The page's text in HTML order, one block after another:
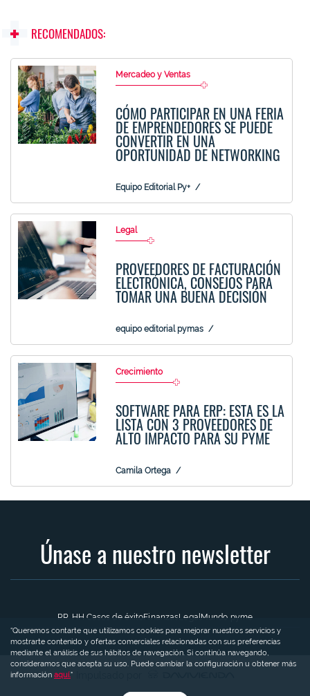
RECOMENDADOS:
Mercadeo y Ventas
CÓMO PARTICIPAR EN UNA FERIA
DE EMPRENDEDORES SE PUEDE
CONVERTIR EN UNA
OPORTUNIDAD DE NETWORKING
Equipo Editorial Py+
Legal
PROVEEDORES DE FACTURACIÓN
ELECTRÓNICA, CONSEJOS PARA
TOMAR UNA BUENA DECISIÓN
equipo editorial pymas
Crecimiento
SOFTWARE PARA ERP: ESTA ES LA
LISTA CON 3 PROVEEDORES DE
ALTO IMPACTO PARA SU PYME
Camila Ortega
Únase a nuestro newsletter
RR. HH. Casos de éxitoFinanzasLegalMundo pyme
“Queremos contarte que utilizamos cookies para mejorar nuestros servicios y
mostrarte contenido y ofertas comerciales relacionadas con sus preferencias
mediante el análisis de sus hábitos de navegación. Si continúa navegando,
consideramos que acepta su uso. Puede cambiar la configuración u obtener más
información aquí."